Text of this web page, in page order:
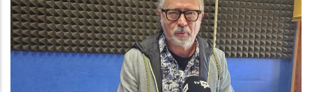
ENTREVISTA A JOSEP RÀFOLS.
CONSELLER DE CULTURA AL
CONSELL COMARCAL.